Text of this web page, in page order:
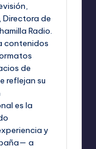
Directora de
Radio.
contenidos
de
reflejan su
es la
y
a